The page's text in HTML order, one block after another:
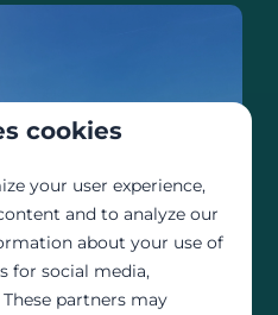
cookies
your user experience,
and to analyze our
about your use of
for social media,
partners may